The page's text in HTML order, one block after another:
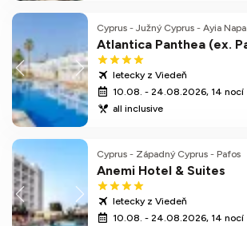
Cyprus - Južný Cyprus - Ayia Napa
letecky z Viedeň
10.08. - 24.08.2026, 14 nocí
all inclusive
Cyprus - Západný Cyprus - Pafos
Anemi Hotel & Suites
letecky z Viedeň
10.08. - 24.08.2026, 14 nocí